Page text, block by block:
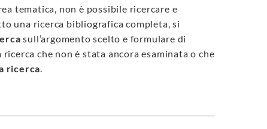
tematica, non è possibile ricercare e
una ricerca bibliografica completa, si
sull’argomento scelto e formulare di
ricerca che non è stata ancora esaminata o che
ricerca.